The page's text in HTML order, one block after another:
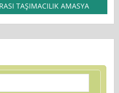
TAŞIMACILIK AMASYA